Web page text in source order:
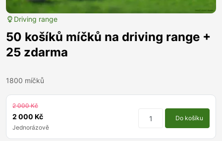
Driving range
50 košíků míčků na driving range +
25 zdarma
1800 míčků
2 000 Kč
2 000 Kč
Jednorázově
Do košíku